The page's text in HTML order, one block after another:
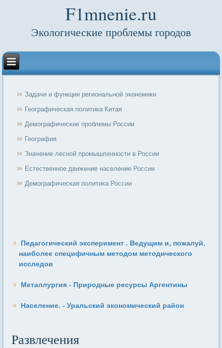
F1mnenie.ru
Экологические проблемы городов
Задачи и функции региональной экономики
Географическая политика Китая
Демографические проблемы России
География
Значение лесной промышленности в России
Естественное движение население России
Демографическая политика России
Педагогический эксперимент . Ведущим и, пожалуй,
наиболее специфичным методом методического
исследов
Металлургия - Природные ресурсы Аргентины
Население. - Уральский экономический район
Развлечения